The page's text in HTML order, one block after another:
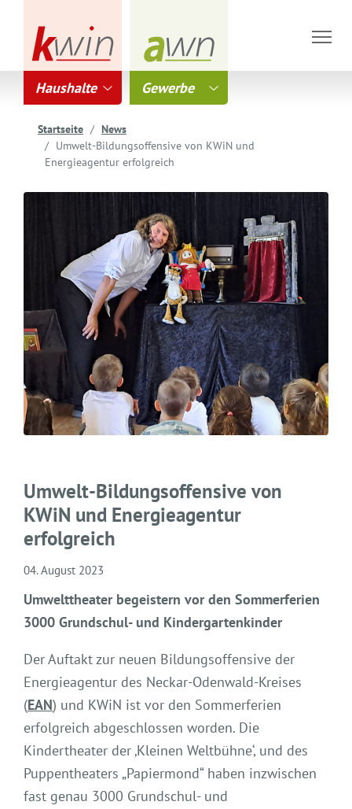
Haushalte Gewerbe
Startseite
News
Umwelt-Bildungsoffensive von KWiN und
Energieagentur erfolgreich
Umwelt-Bildungsoffensive von
KWiN und Energieagentur
erfolgreich
04. August 2023
Umwelttheater begeistern vor den Sommerferien
3000 Grundschul- und Kindergartenkinder
Der Auftakt zur neuen Bildungsoffensive der
Energieagentur des Neckar-Odenwald-Kreises
(EAN) und KWiN ist vor den Sommerferien
erfolgreich abgeschlossen worden. Die
Kindertheater der ‚Kleinen Weltbühne‘, und des
Puppentheaters „Papiermond“ haben inzwischen
fast genau 3000 Grundschul- und